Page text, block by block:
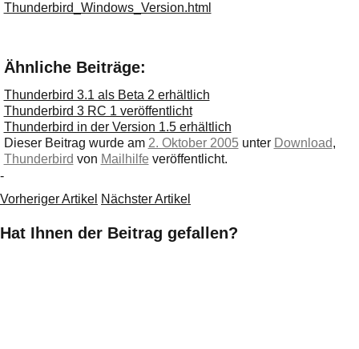
Thunderbird_Windows_Version.html
Ähnliche Beiträge:
Thunderbird 3.1 als Beta 2 erhältlich
Thunderbird 3 RC 1 veröffentlicht
Thunderbird in der Version 1.5 erhältlich
Dieser Beitrag wurde am 2. Oktober 2005unter Download,
Thunderbird von Mailhilfe veröffentlicht.
-
Vorheriger Artikel Nächster Artikel
Hat Ihnen der Beitrag gefallen?